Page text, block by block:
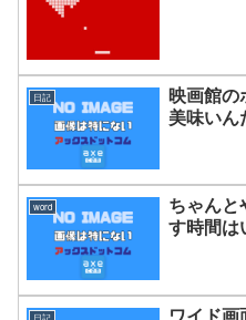
日記
映画館の
美味いん
word
ちゃんと
す時間は
日記
ワイド